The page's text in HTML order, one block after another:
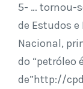
5- … tornou-
de Estudos e
Nacional,
do “petróleo
de”http://